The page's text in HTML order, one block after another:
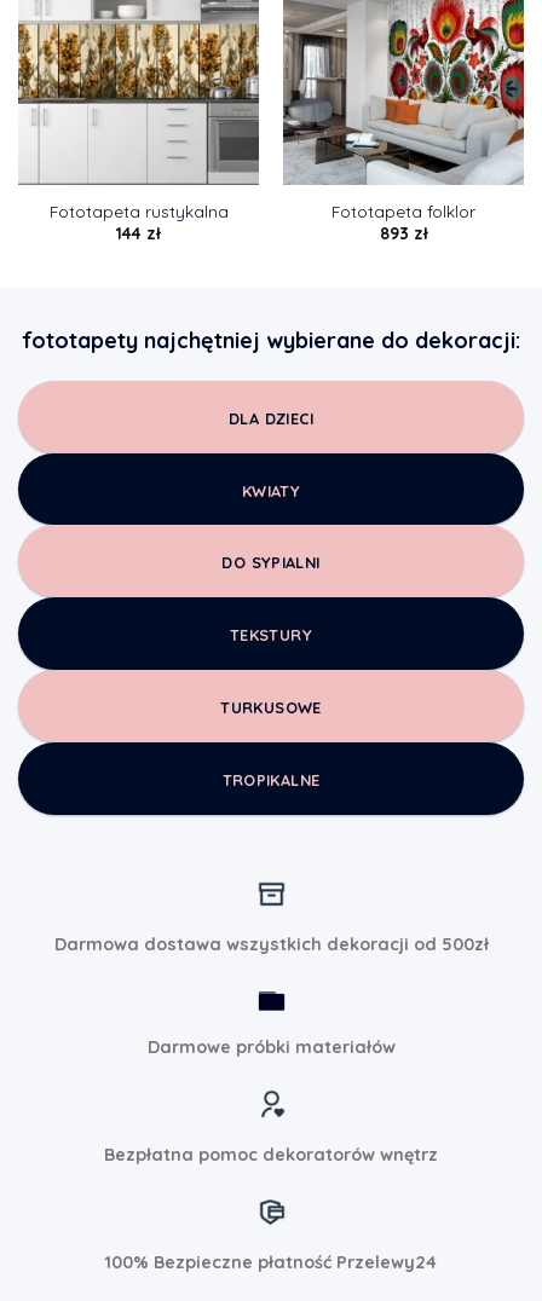
Fototapeta rustykalna
144 zł
Fototapeta folklor
893 zł
fototapety najchętniej wybierane do dekoracji:
DLA DZIECI
KWIATY
DO SYPIALNI
TEKSTURY
TURKUSOWE
TROPIKALNE
Darmowa dostawa wszystkich dekoracji od 500zł
Darmowe próbki materiałów
Bezpłatna pomoc dekoratorów wnętrz
100% Bezpieczne płatność Przelewy24